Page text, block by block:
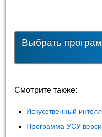
Выбрать
Смотрите также:
Искусственный
Программа УСУ